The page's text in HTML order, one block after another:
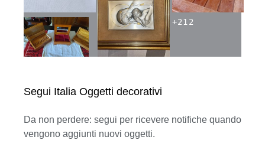
Segui Italia Oggetti decorativi
Da non perdere: segui per ricevere notifiche quando
vengono aggiunti nuovi oggetti.
+212